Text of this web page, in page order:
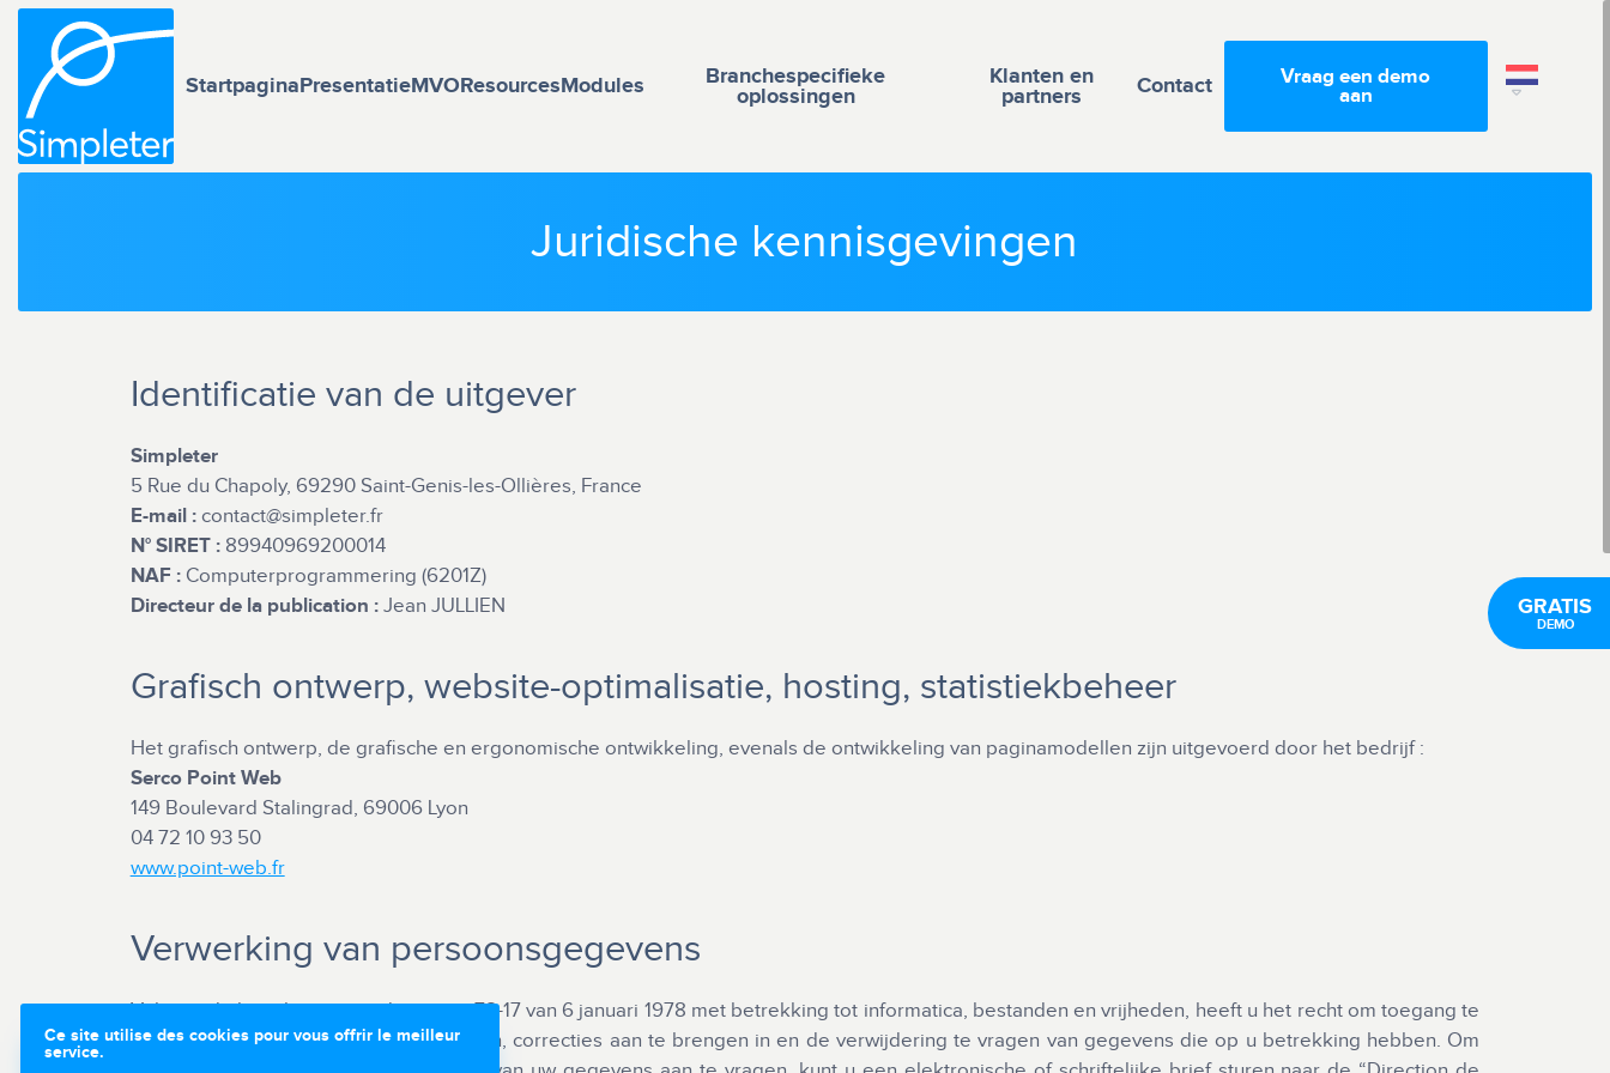
StartpaginaPresentatieMVOResourcesModules
Branchespecifieke
oplossingen
Klanten en
partners
Contact
Vraag een demo
aan
Juridische kennisgevingen
Identificatie van de uitgever
Simpleter
5 Rue du Chapoly, 69290 Saint-Genis-les-Ollières, France
E-mail :contact@simpleter.fr
N° SIRET :89940969200014
NAF :Computerprogrammering (6201Z)
Directeur de la publication :Jean JULLIEN
Grafisch ontwerp, website-optimalisatie, hosting, statistiekbeheer
Het grafisch ontwerp, de grafische en ergonomische ontwikkeling, evenals de ontwikkeling van paginamodellen zijn uitgevoerd door het bedrijf :
Serco Point Web
149 Boulevard Stalingrad, 69006 Lyon
04 72 10 93 50
www.point-web.fr
Verwerking van persoonsgegevens
Volgens de bepalingen van de wet nr. 78-17 van 6 januari 1978 met betrekking tot informatica, bestanden en vrijheden, heeft u het recht om toegang te
krijgen tot, wijzigingen aan te brengen in, correcties aan te brengen in en de verwijdering te vragen van gegevens die op u betrekking hebben. Om
Ce site utilise des cookies pour vous offrir le meilleur
service.
GRATIS
DEMO